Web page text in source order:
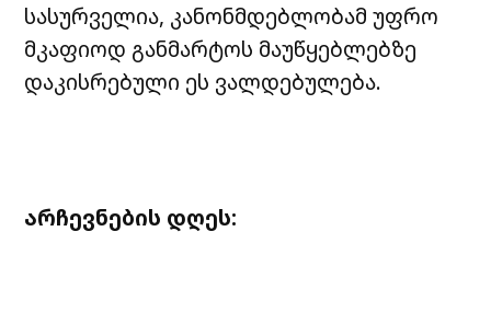
სასურველია, კანონმდებლობამ უფრო
მკაფიოდ განმარტოს მაუწყებლებზე
დაკისრებული ეს ვალდებულება.
არჩევნების დღეს: